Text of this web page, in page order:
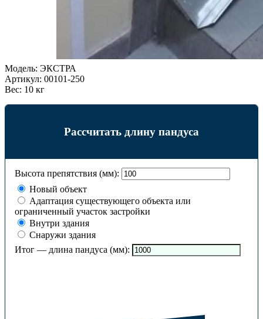
Модель: ЭКСТРА
Артикул: 00101-250
Вес: 10 кг
Рассчитать длину пандуса
Высота препятствия (мм):
Новый объект
Адаптация существующего объекта или
ограниченный участок застройки
Внутри здания
Снаружи здания
Итог — длина пандуса (мм):